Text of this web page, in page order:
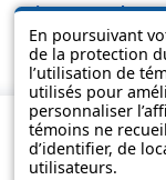
En poursuivant
de la protection
l’utilisation de
utilisés pour
personnaliser
témoins ne
d’identifier, de
utilisateurs.
Réparation d'une